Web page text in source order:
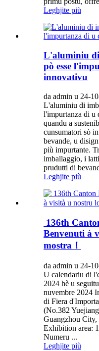
Leghjite più
L'aluminiu
pò esse
innovativu
da admin u 24-
L'aluminiu di
l'impurtanza di u
quandu a
cunsumatori sò
bevande, u
più impurtante.
imballaggio, i
prudutti di
Leghjite più
136th
Benvenuti à
mostra！
da admin u 24-
U calendariu di
2024 hè u
nuvembre 2024
di Fiera
(No.382
Guangzhou
Exhibition area:
Numeru ...
Leghjite più